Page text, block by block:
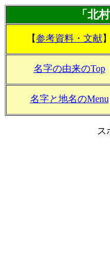
「北
【参考資料・文献】
名字の由来のTop
名字と地名のMenu
ス